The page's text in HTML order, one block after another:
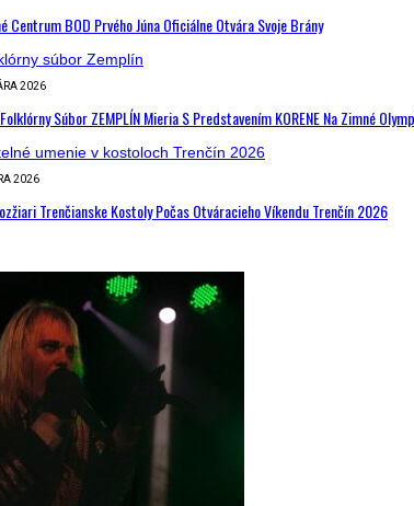
Centrum BOD Prvého Júna Oficiálne Otvára Svoje Brány
2026
Súbor ZEMPLÍN Mieria S Predstavením KORENE Na Zimné
2026
Trenčianske Kostoly Počas Otváracieho Víkendu Trenčín 2026